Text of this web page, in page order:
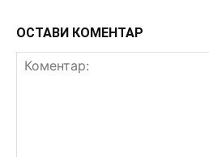
ОСТАВИ КОМЕНТАР